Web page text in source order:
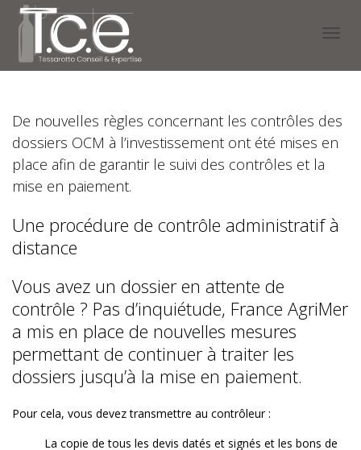
De nouvelles règles concernant les contrôles des
dossiers OCM à l’investissement ont été mises en
place afin de garantir le suivi des contrôles et la
mise en paiement.
Une procédure de contrôle administratif à
distance
Vous avez un dossier en attente de
contrôle ? Pas d’inquiétude, France AgriMer
a mis en place de nouvelles mesures
permettant de continuer à traiter les
dossiers jusqu’à la mise en paiement.
Pour cela, vous devez transmettre au contrôleur :
La copie de tous les devis datés et signés et les bons de